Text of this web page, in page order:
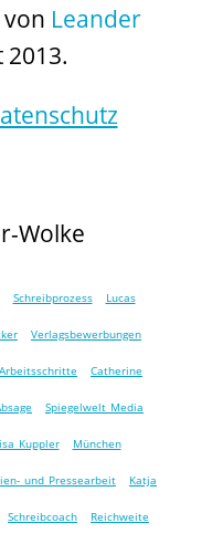
Leander
2013.
Wolke
Schreibprozess Lucas
Verlagsbewerbungen
Arbeitsschritte Catherine
Spiegelwelt Media
Kuppler München
und Pressearbeit Katja
Schreibcoach Reichweite